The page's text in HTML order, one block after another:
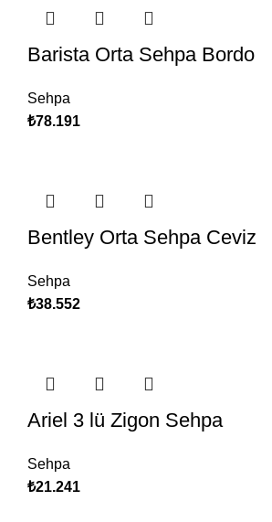
Barista Orta Sehpa Bordo
Sehpa
₺78.191
Bentley Orta Sehpa Ceviz
Sehpa
₺38.552
Ariel 3 lü Zigon Sehpa
Sehpa
₺21.241